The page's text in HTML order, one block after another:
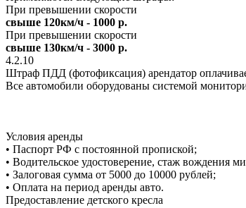
При превышении скорости
свыше 120км/ч - 1000 р.
При превышении скорости
свыше 130км/ч - 3000 р.
4.2.10
Штраф ПДД (фотофиксация) арендатор
Все автомобили оборудованы системой
Условия аренды
• Паспорт РФ с постоянной пропиской;
• Водительское удостоверение, стаж вождения
• Залоговая сумма от 5000 до 10000 рублей;
• Оплата на период аренды авто.
Предоставление детского кресла